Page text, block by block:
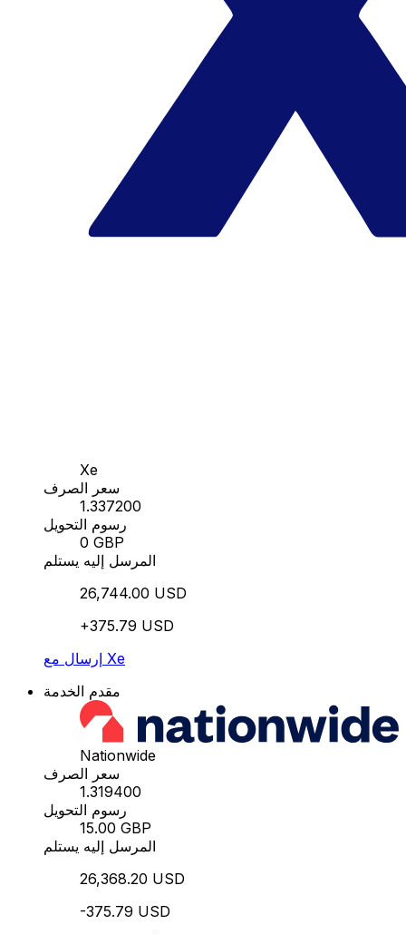
Xe
سعر الصرف
1.337200
رسوم التحويل
0 GBP
المرسل إليه يستلم
26,744.00 USD
+375.79 USD
إرسال مع Xe
مقدم الخدمة
Nationwide
سعر الصرف
1.319400
رسوم التحويل
15.00 GBP
المرسل إليه يستلم
26,368.20 USD
-375.79 USD